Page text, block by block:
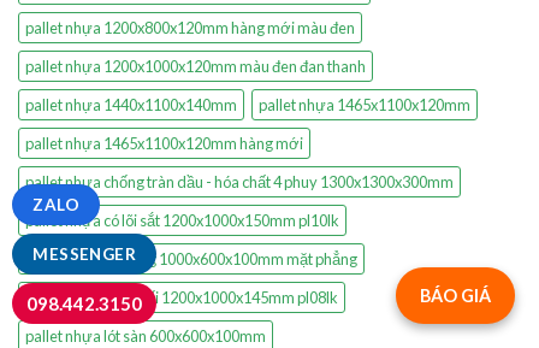
pallet nhựa 1200x800x120mm hàng mới màu đen
pallet nhựa 1200x1000x120mm màu đen đan thanh
pallet nhựa 1440x1100x140mm
pallet nhựa 1465x1100x120mm
pallet nhựa 1465x1100x120mm hàng mới
pallet nhựa chống tràn dầu - hóa chất 4 phuy 1300x1300x300mm
pallet nhựa có lõi sắt 1200x1000x150mm pl10lk
pallet nhựa kê hàng 1000x600x100mm mặt phẳng
pallet nhựa liền khối 1200x1000x145mm pl08lk
pallet nhựa lót sàn 600x600x100mm
BÁO GIÁ
MESSENGER
ZALO
098.442.3150